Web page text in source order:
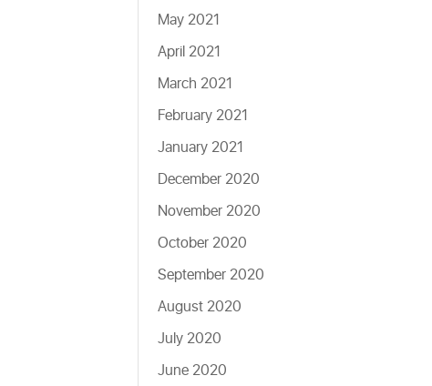
May 2021
April 2021
March 2021
February 2021
January 2021
December 2020
November 2020
October 2020
September 2020
August 2020
July 2020
June 2020